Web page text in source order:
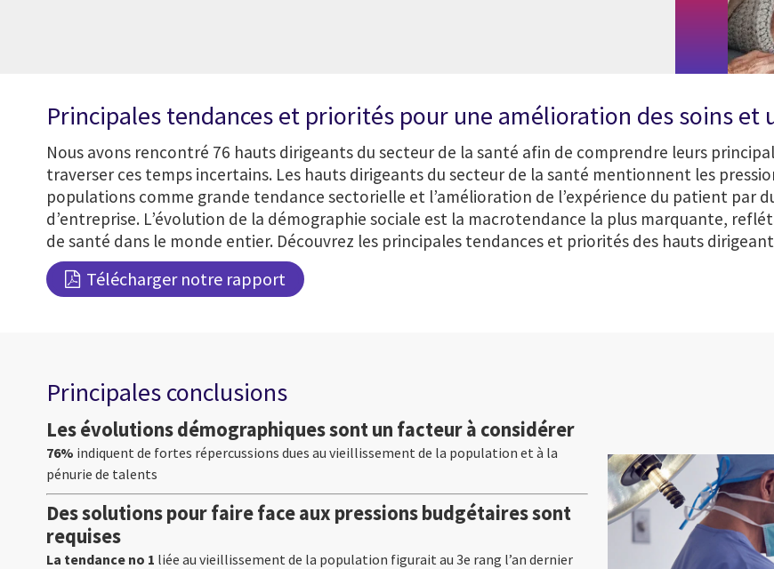
Principales tendances et priorités pour une amélioration des soins et
Nous avons rencontré 76 hauts dirigeants du secteur de la santé afin de comprendre leurs
traverser ces temps incertains. Les hauts dirigeants du secteur de la santé mentionnent les
populations comme grande tendance sectorielle et l’amélioration de l’expérience du patient par
d’entreprise. L’évolution de la démographie sociale est la macrotendance la plus marquante,
de santé dans le monde entier. Découvrez les principales tendances et priorités des hauts
Télécharger notre rapport
Principales conclusions
Les évolutions démographiques sont un facteur à considérer
76% indiquent de fortes répercussions dues au vieillissement de la population et à la
pénurie de talents
Des solutions pour faire face aux pressions budgétaires sont
requises
La tendance no 1 liée au vieillissement de la population figurait au 3e rang l’an dernier